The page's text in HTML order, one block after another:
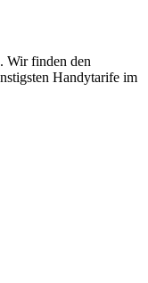
Wir finden den
Handytarife im